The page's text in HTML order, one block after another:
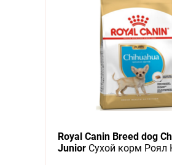
Royal Canin Breed dog
JuniorСухой корм Роял